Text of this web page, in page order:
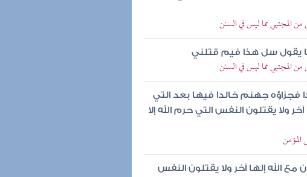
المجتبي مما ليس في السنن
يقول سل هذا فيم قتلني
المجتبي مما ليس في السنن
فجزاؤه جهنم خالدا فيها بعد التي
ولا يقتلون النفس التي حرم الله إلا
مع الله إلها آخر ولا يقتلون النفس